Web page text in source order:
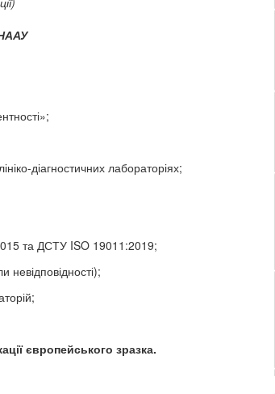
діагностичних лабораторіях;
та ДСТУ ISO 19011:2019;
європейського зразка.